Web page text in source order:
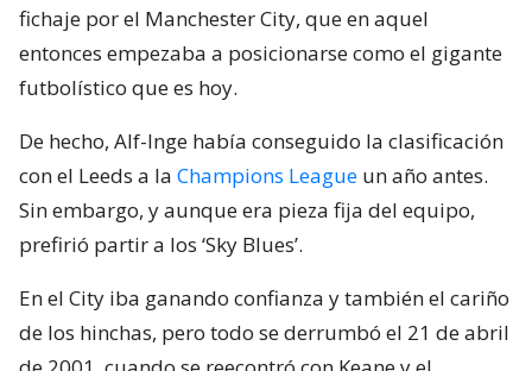
fichaje por el Manchester City, que en aquel
entonces empezaba a posicionarse como el gigante
futbolístico que es hoy.
De hecho, Alf-Inge había conseguido la clasificación
con el Leeds a la Champions League un año antes.
Sin embargo, y aunque era pieza fija del equipo,
prefirió partir a los ‘Sky Blues’.
En el City iba ganando confianza y también el cariño
de los hinchas, pero todo se derrumbó el 21 de abril